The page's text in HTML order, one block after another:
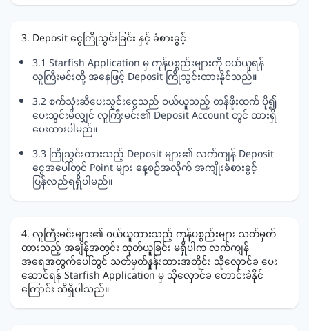
3. Deposit ငွေကြိုသွင်းခြင်း နှင့် ခံစားခွင့်
3.1 Starfish Application မှ ကုန်ပစ္စည်းများကို ဝယ်ယူရန်
လူကြီးမင်းတို့ အနေဖြင့် Deposit ကြိုသွင်းထားနိုင်သည်။
3.2 စက်သုံးဆီပေးသွင်းငွေသည် ဝယ်ယူသည့် တန်ဖိုးထက် ပို၍
ပေးသွင်းမိလျှင် လူကြီးမင်း၏ Deposit Account တွင် ထားရှိ
ပေးထားပါမည်။
3.3 ကြိုသွင်းထားသည့် Deposit များ၏ လက်ကျန် Deposit
ငွေအပေါ်တွင် Point များ နေ့စဉ်အလိုက် အကျိုးခံစားခွင့်
ပြန်လည်ရရှိပါမည်။
4. လူကြီးမင်းများ၏ ဝယ်ယူထားသည့် ကုန်ပစ္စည်းများ သတ်မှတ်
ထားသည့် အချိန်အတွင်း ထုတ်ယူခြင်း မရှိပါက လက်ကျန်
အရေအတွက်ပေါ်တွင် သတ်မှတ်နှုန်းထားအတိုင်း သိုလှောင်ခ ပေး
ဆောင်ရန် Starfish Application မှ သိုလှောင်ခ တောင်းခံနိုင်
ကြောင်း သိရှိပါသည်။